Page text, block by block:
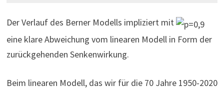
Der Verlauf des Berner Modells impliziert mit
eine klare Abweichung vom linearen Modell in Form der
zurückgehenden Senkenwirkung.
Beim linearen Modell, das wir für die 70 Jahre 1950-2020